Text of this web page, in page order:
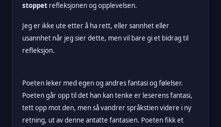
stoppet refleksjonen og opplevelsen.
Jeg er ikke ute etter å ha rett, eller sannhet eller
usannhet når jeg sier dette, men vil bare gi et bidrag til
refleksjon.
Poeten leker med egen og andres fantasi og følelser.
Poeten går opp til det han kan tenke er leserens fantasi,
tett opp mot den, men så vandrer språkstien videre i ny
retning, ut av denne antatte fantasien. Poeten fikk et